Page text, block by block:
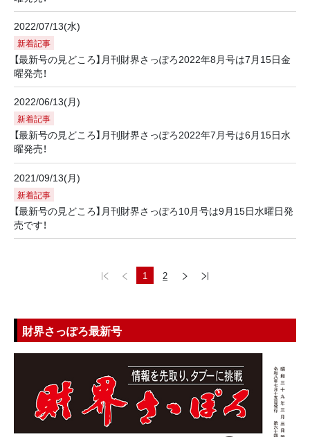
2022/07/13(水)
新着記事
【最新号の見どころ】月刊財界さっぽろ2022年8月号は7月15日金
曜発売！
2022/06/13(月)
新着記事
【最新号の見どころ】月刊財界さっぽろ2022年7月号は6月15日水
曜発売！
2021/09/13(月)
新着記事
【最新号の見どころ】月刊財界さっぽろ10月号は9月15日水曜日発
売です！
1 2
財界さっぽろ最新号